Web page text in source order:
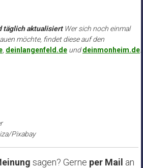
täglich aktualisiert Wer sich noch einmal
möchte, findet diese auf den
, deinlangenfeld.deunddeinmonheim.de.
Pixabay
sagen? Gerne per Mail an